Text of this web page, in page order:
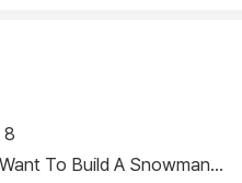
일깨워 줄 것이다.
8
To Build A Snowman?)